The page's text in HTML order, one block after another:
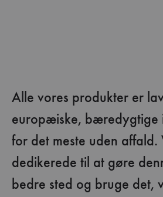
Alle vores produkter er
europæiske, bæredygtige
for det meste uden affald.
dedikerede til at gøre
bedre sted og bruge det,